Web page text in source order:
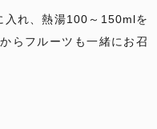
れ、熱湯100～150mlを
らフルーツも一緒にお召